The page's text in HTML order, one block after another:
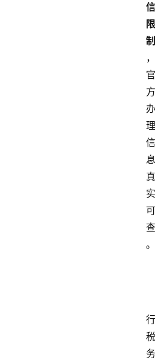
信
限
制
，
官
方
办
理
信
息
真
实
可
查
。
行
税
务